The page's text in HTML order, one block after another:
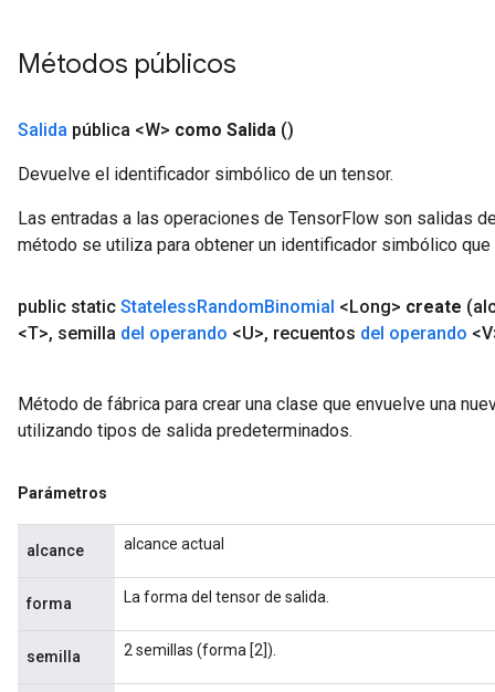
Métodos públicos
Salida pública <W> como Salida ()
Devuelve el identificador simbólico de un tensor.
Las entradas a las operaciones de TensorFlow son salidas
método se utiliza para obtener un identificador simbólico
public static StatelessRandomBinomial <Long> create
<T>, semilla del operando <U>, recuentos del operando
Método de fábrica para crear una clase que envuelve una
utilizando tipos de salida predeterminados.
Parámetros
alcance alcance actual
forma La forma del tensor de salida.
semilla 2 semillas (forma [2]).